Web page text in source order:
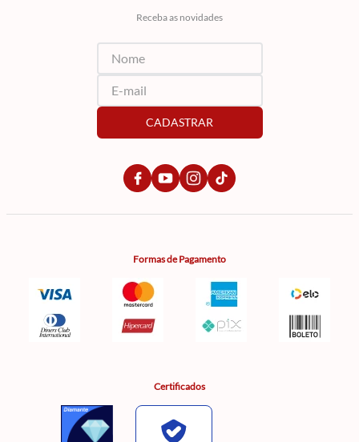
Receba as novidades
CADASTRAR
Formas de Pagamento
Certificados